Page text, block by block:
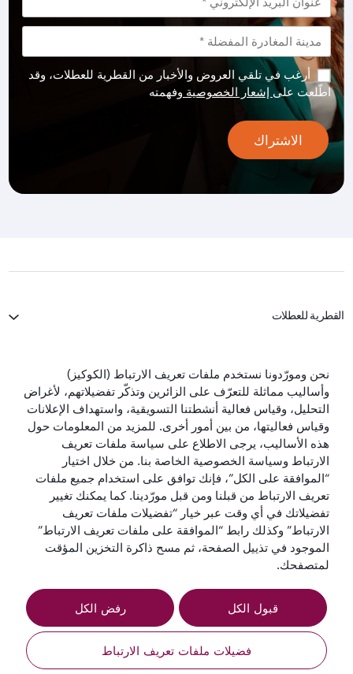
أرغب في تلقي العروض والأخبار من القطرية للعطلات، وقد
اطّلعت على إشعار الخصوصية وفهمته
الاشتراك
القطرية للعطلات
لنبقَ على تواصل
أفضل شركة طيران
في العالم
أفضل درجة رجال
أعمال في العالم
أفضل صالة لدرجة
رجال الأعمال في
العالم
أفضل شركة طيران
في الشرق الأوسط
والأحكام
سياسة ملفات تعريف
الارتباط
إشعار
الخصوصية
Qatar Airways Holidays (Arabic). جميع الحقوق محفوظة.
نحن ومورّدونا نستخدم ملفات تعريف الارتباط (الكوكيز)
وأساليب مماثلة للتعرّف على الزائرين وتذكّر تفضيلاتهم، لأغراض
التحليل، وقياس فعالية أنشطتنا التسويقية، واستهداف الإعلانات
وقياس فعاليتها، من بين أمور أخرى. للمزيد من المعلومات حول
هذه الأساليب، يرجى الاطلاع على سياسة ملفات تعريف
الارتباط وسياسة الخصوصية الخاصة بنا. من خلال اختيار
“الموافقة على الكل”، فإنك توافق على استخدام جميع ملفات
تعريف الارتباط من قبلنا ومن قبل مورّدينا. كما يمكنك تغيير
تفضيلاتك في أي وقت عبر خيار “تفضيلات ملفات تعريف
الارتباط” وكذلك رابط “الموافقة على ملفات تعريف الارتباط”
الموجود في تذييل الصفحة، ثم مسح ذاكرة التخزين المؤقت
لمتصفحك.
فضيلات ملفات تعريف الارتباط
قبول الكل رفض الكل